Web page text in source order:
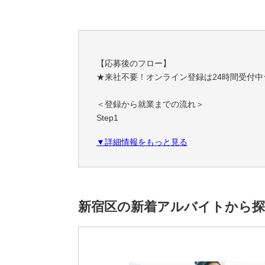
【応募後のフロー】
★来社不要！オンライン登録は24時間受付
＜登録から就業までの流れ＞
Step1
職務経歴・希望条件など、フォームに必要事
ご希望条件やスキルに合わせて、お仕事をご
一緒に理想の職場を見つけましょう！
▼詳細情報をもっと見る
新宿区の新着アルバイトから